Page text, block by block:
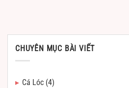
CHUYÊN MỤC BÀI VIẾT
Cá Lóc (4)